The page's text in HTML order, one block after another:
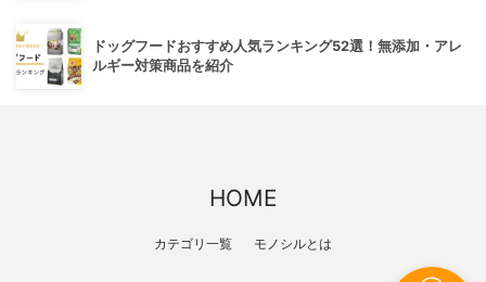
ドッグフードおすすめ人気ランキング52選！無添加・アレ
ルギー対策商品を紹介
HOME
カテゴリ一覧 モノシルとは